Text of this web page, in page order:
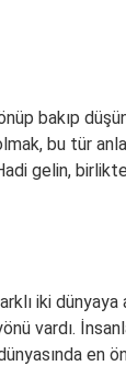
bakıp
bu tür
gelin,
iki dünyaya
vardı.
en